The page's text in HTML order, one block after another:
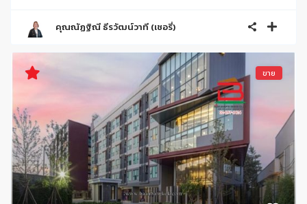
คุณณัฏฐิณี ธีรวัฒน์วาที (เชอรี่)
ขาย